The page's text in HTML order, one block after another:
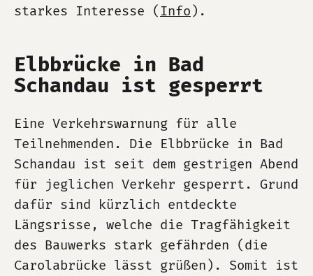
starkes Interesse ( Info ).
Elbbrücke in Bad
Schandau ist gesperrt
Eine Verkehrswarnung für alle
Teilnehmenden. Die Elbbrücke in Bad
Schandau ist seit dem gestrigen Abend
für jeglichen Verkehr gesperrt. Grund
dafür sind kürzlich entdeckte
Längsrisse, welche die Tragfähigkeit
des Bauwerks stark gefährden (die
Carolabrücke lässt grüßen). Somit ist